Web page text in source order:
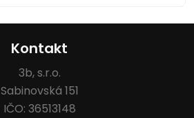
Kontakt
3b, s.r.o.
Sabinovská 151
IČO: 36513148